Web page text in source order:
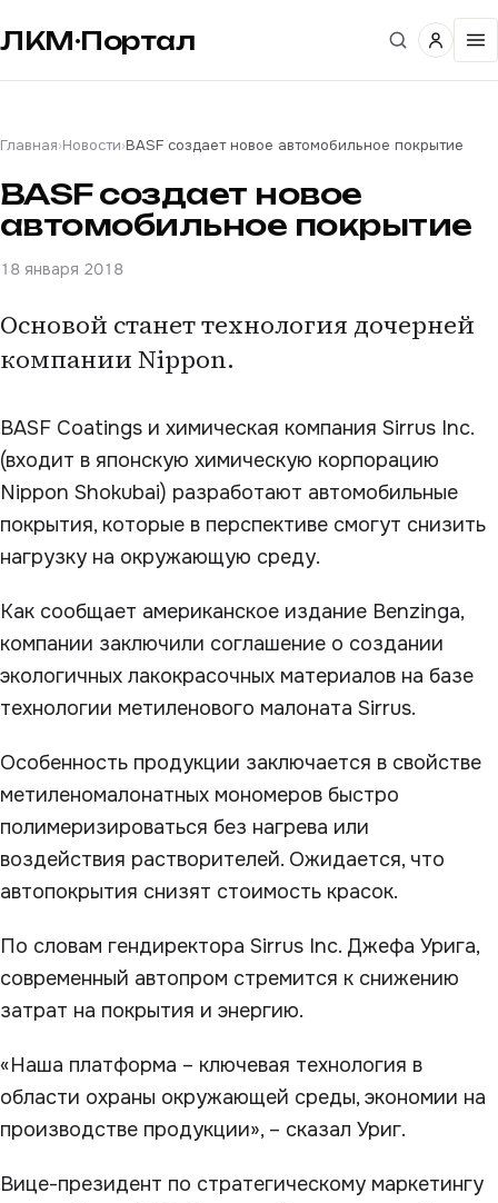
ЛКМ·Портал
Главная›Новости›BASF создает новое автомобильное покрытие
BASF создает новое
автомобильное покрытие
18 января 2018
Основой станет технология дочерней
компании Nippon.
BASF Coatings и химическая компания Sirrus Inc.
(входит в японскую химическую корпорацию
Nippon Shokubai) разработают автомобильные
покрытия, которые в перспективе смогут снизить
нагрузку на окружающую среду.
Как сообщает американское издание Benzinga,
компании заключили соглашение о создании
экологичных лакокрасочных материалов на базе
технологии метиленового малоната Sirrus.
Особенность продукции заключается в свойстве
метиленомалонатных мономеров быстро
полимеризироваться без нагрева или
воздействия растворителей. Ожидается, что
автопокрытия снизят стоимость красок.
По словам гендиректора Sirrus Inc. Джефа Урига,
современный автопром стремится к снижению
затрат на покрытия и энергию.
«Наша платформа – ключевая технология в
области охраны окружающей среды, экономии на
производстве продукции», – сказал Уриг.
Вице-президент по стратегическому маркетингу